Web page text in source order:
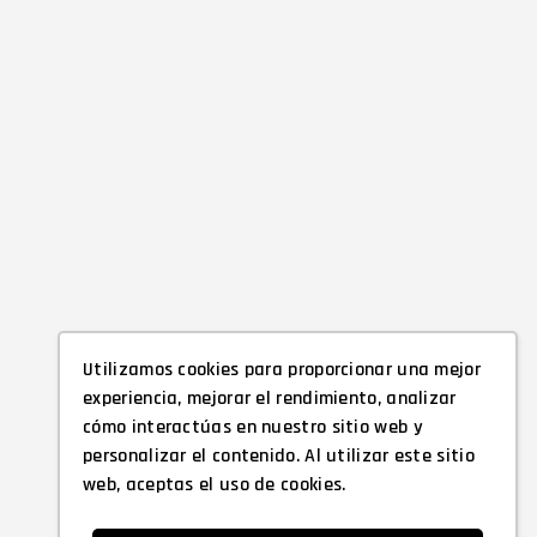
Utilizamos cookies para proporcionar una mejor
experiencia, mejorar el rendimiento, analizar
cómo interactúas en nuestro sitio web y
personalizar el contenido. Al utilizar este sitio
web, aceptas el uso de cookies.